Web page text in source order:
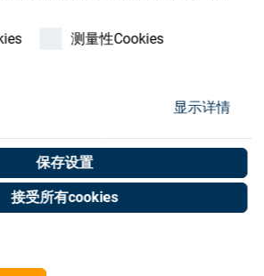
测量性Cookies
显示详情
保存设置
接受所有cookies
VITON